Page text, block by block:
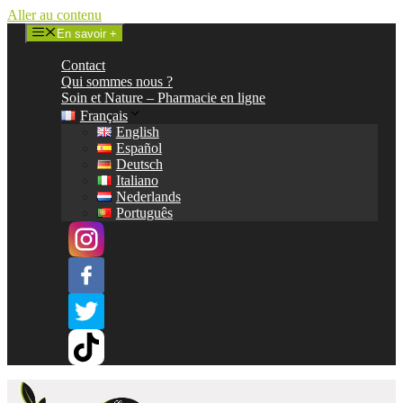
Aller au contenu
En savoir +
Contact
Qui sommes nous ?
Soin et Nature – Pharmacie en ligne
Français
English
Español
Deutsch
Italiano
Nederlands
Português